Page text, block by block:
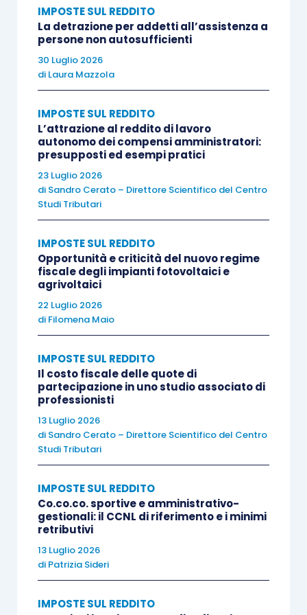
L’Agenzia delle Entrate, con la
44/E/2004, ha precisato che
considerare come normalmente utilizzati
potenzialità siano sproporzionate rispetto
all’estensione dei terreni dell’imprenditore agricolo o
chenon siano necessari nello svolgimento delle
sue colture».
In altri termini, un’attrezzatura si può considerare
come normalmente utilizzata quando è
rispetto al fabbisogno dell’azienda, in funzione
deltipo d’attività svolto e delle attrezzature
utilizzate per farlo.
Se per quanto concerne leattrezzature non
necessarieallo svolgimento della propria attività
nonsi pongono particolari difficoltà
di
individuazione, qualche
merita il concetto di
se è abbastanzachiaroe definibilein rapporto
attrezzatureche sonoimprescindibili
l’attivitàimprenditoriale,ma che ben potrebbero,
aziendale/macchinario
sovradimensionati.
IMPOSTE SUL REDDITO
La detrazione per addetti all’assistenza a
persone non autosufficienti
30 Luglio 2026
di Laura Mazzola
IMPOSTE SUL REDDITO
L’attrazione al reddito di lavoro
autonomo dei compensi amministratori:
presupposti ed esempi pratici
23 Luglio 2026
di Sandro Cerato – Direttore Scientifico del Centro
Studi Tributari
IMPOSTE SUL REDDITO
Opportunità e criticità del nuovo regime
fiscale degli impianti fotovoltaici e
agrivoltaici
22 Luglio 2026
di Filomena Maio
IMPOSTE SUL REDDITO
Il costo fiscale delle quote di
partecipazione in uno studio associato di
professionisti
13 Luglio 2026
di Sandro Cerato – Direttore Scientifico del Centro
Studi Tributari
IMPOSTE SUL REDDITO
Co.co.co. sportive e amministrativo-
gestionali: il CCNL di riferimento e i minimi
retributivi
13 Luglio 2026
di Patrizia Sideri
IMPOSTE SUL REDDITO